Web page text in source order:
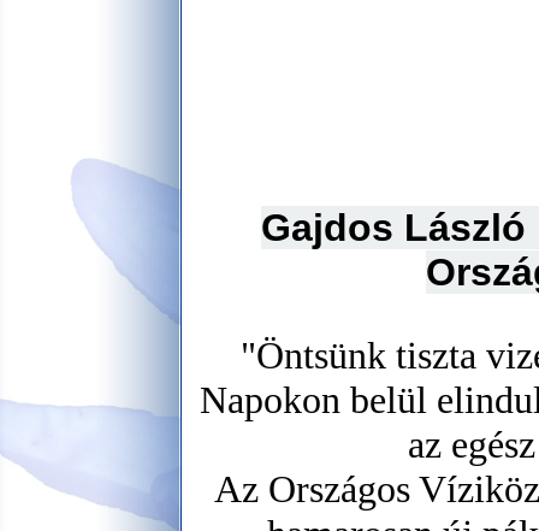
Gajdos
"Öntsünk tiszta
Napokon belül
az
Az Országos